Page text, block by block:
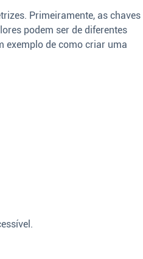
Primeiramente, as chaves
podem ser de diferentes
exemplo de como criar uma